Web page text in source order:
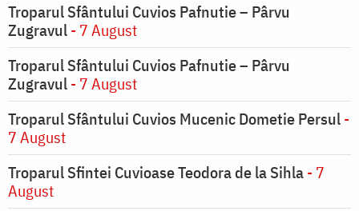
Troparul Sfântului Cuvios Pafnutie – Pârvu
Zugravul- 7 August
Troparul Sfântului Cuvios Pafnutie – Pârvu
Zugravul- 7 August
Troparul Sfântului Cuvios Mucenic Dometie Persul-
7 August
Troparul Sfintei Cuvioase Teodora de la Sihla- 7
August